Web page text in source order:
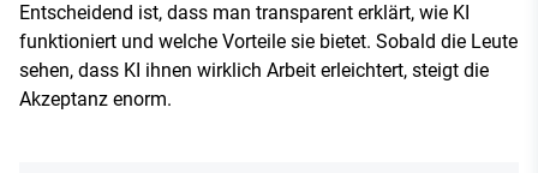
Entscheidend ist, dass man transparent erklärt, wie KI
funktioniert und welche Vorteile sie bietet. Sobald die Leute
sehen, dass KI ihnen wirklich Arbeit erleichtert, steigt die
Akzeptanz enorm.